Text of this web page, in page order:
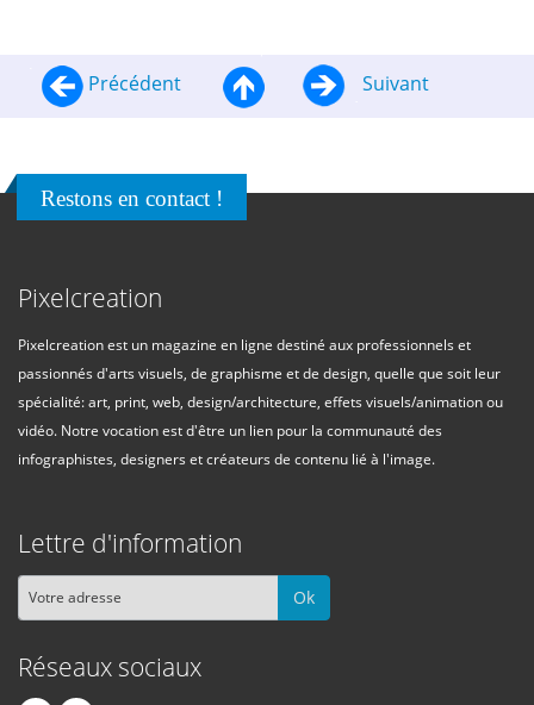
Précédent Suivant
Restons en contact !
Pixelcreation
Pixelcreation est un magazine en ligne destiné aux professionnels et
passionnés d'arts visuels, de graphisme et de design, quelle que soit leur
spécialité: art, print, web, design/architecture, effets visuels/animation ou
vidéo. Notre vocation est d'être un lien pour la communauté des
infographistes, designers et créateurs de contenu lié à l'image.
Lettre d'information
Ok
Réseaux sociaux